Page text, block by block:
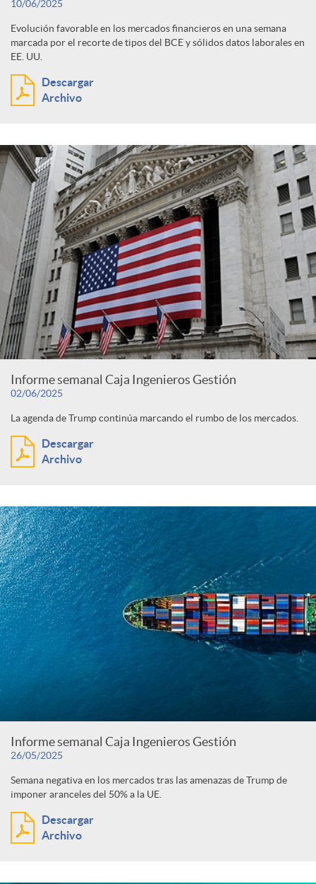
10/06/2025
Evolución favorable en los mercados financieros en una semana
marcada por el recorte de tipos del BCE y sólidos datos laborales en
EE. UU.
Descargar
Archivo
Informe semanal Caja Ingenieros Gestión
02/06/2025
La agenda de Trump continúa marcando el rumbo de los mercados.
Descargar
Archivo
Informe semanal Caja Ingenieros Gestión
26/05/2025
Semana negativa en los mercados tras las amenazas de Trump de
imponer aranceles del 50% a la UE.
Descargar
Archivo